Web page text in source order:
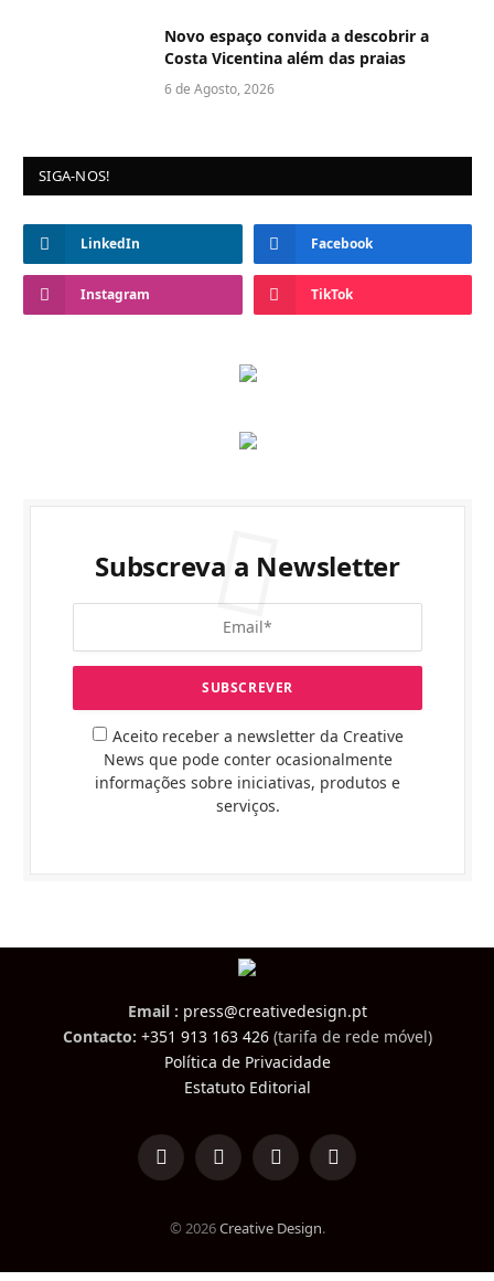
Novo espaço convida a descobrir a
Costa Vicentina além das praias
6 de Agosto, 2026
SIGA-NOS!
LinkedIn Facebook
Instagram TikTok
Subscreva a Newsletter
Aceito receber a newsletter da Creative
News que pode conter ocasionalmente
informações sobre iniciativas, produtos e
serviços.
Email : press@creativedesign.pt
Contacto: +351 913 163 426(tarifa de rede móvel)
Política de Privacidade
Estatuto Editorial
LinkedInFacebookInstagramTikTok
© 2026Creative Design.